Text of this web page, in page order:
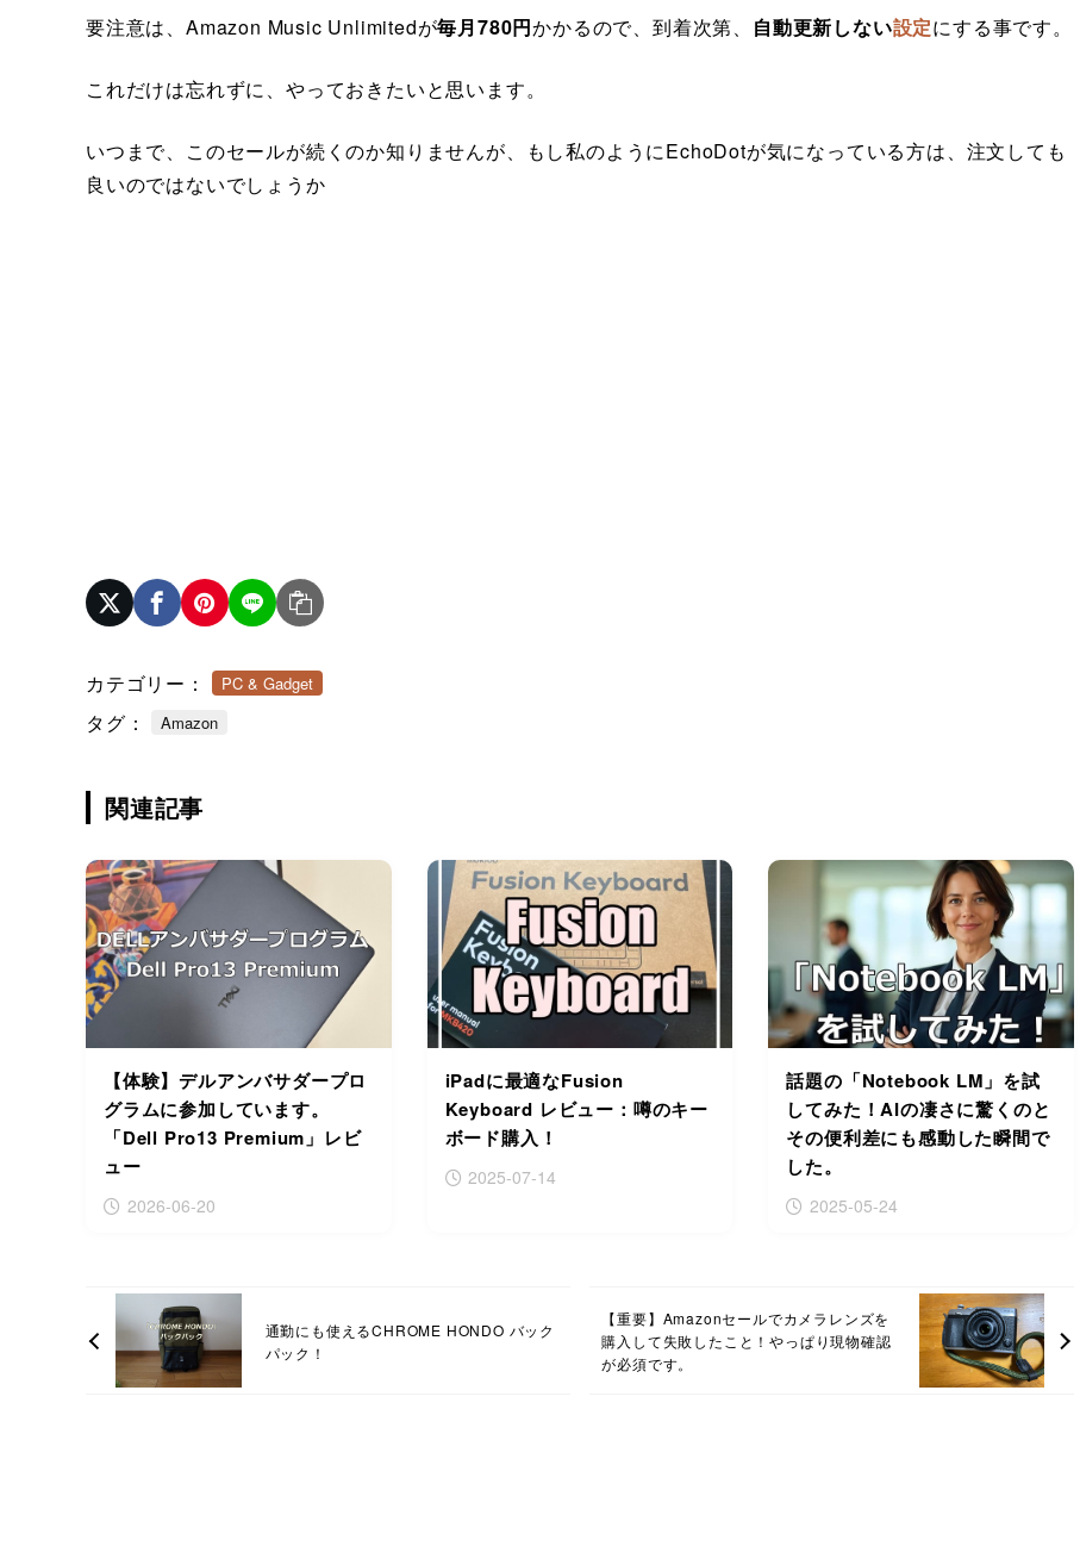
要注意は、Amazon Music Unlimitedが毎月780円かかるので、到着次第、 自動更新しない設定にする事です。
これだけは忘れずに、やっておきたいと思います。
いつまで、このセールが続くのか知りませんが、もし私のようにEchoDotが気になっている方は、注文しても
良いのではないでしょうか
カテゴリー： PC & Gadget
タグ： Amazon
関連記事
【体験】デルアンバサダープロ
グラムに参加しています。
「Dell Pro13 Premium」レビ
ュー
2026-06-20
iPadに最適なFusion
Keyboard レビュー：噂のキー
ボード購入！
2025-07-14
話題の「Notebook LM」を試
してみた！AIの凄さに驚くのと
その便利差にも感動した瞬間で
した。
2025-05-24
通勤にも使えるCHROME HONDO バック
パック！
【重要】Amazonセールでカメラレンズを
購入して失敗したこと！やっぱり現物確認
が必須です。